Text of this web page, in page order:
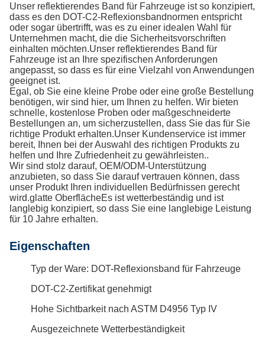
Unser reflektierendes Band für Fahrzeuge ist so konzipiert,
dass es den DOT-C2-Reflexionsbandnormen entspricht
oder sogar übertrifft, was es zu einer idealen Wahl für
Unternehmen macht, die die Sicherheitsvorschriften
einhalten möchten.Unser reflektierendes Band für
Fahrzeuge ist an Ihre spezifischen Anforderungen
angepasst, so dass es für eine Vielzahl von Anwendungen
geeignet ist.
Egal, ob Sie eine kleine Probe oder eine große Bestellung
benötigen, wir sind hier, um Ihnen zu helfen. Wir bieten
schnelle, kostenlose Proben oder maßgeschneiderte
Bestellungen an, um sicherzustellen, dass Sie das für Sie
richtige Produkt erhalten.Unser Kundenservice ist immer
bereit, Ihnen bei der Auswahl des richtigen Produkts zu
helfen und Ihre Zufriedenheit zu gewährleisten..
Wir sind stolz darauf, OEM/ODM-Unterstützung
anzubieten, so dass Sie darauf vertrauen können, dass
unser Produkt Ihren individuellen Bedürfnissen gerecht
wird.glatte OberflächeEs ist wetterbeständig und ist
langlebig konzipiert, so dass Sie eine langlebige Leistung
für 10 Jahre erhalten.
Eigenschaften
Typ der Ware: DOT-Reflexionsband für Fahrzeuge
DOT-C2-Zertifikat genehmigt
Hohe Sichtbarkeit nach ASTM D4956 Typ IV
Ausgezeichnete Wetterbeständigkeit